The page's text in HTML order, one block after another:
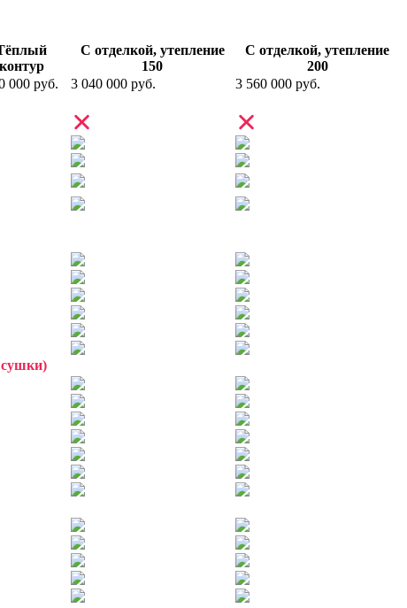
контур
С отделкой, утепление
150
С отделкой, утепление
200
000 руб. 3 040 000 руб.
3 560 000 руб.